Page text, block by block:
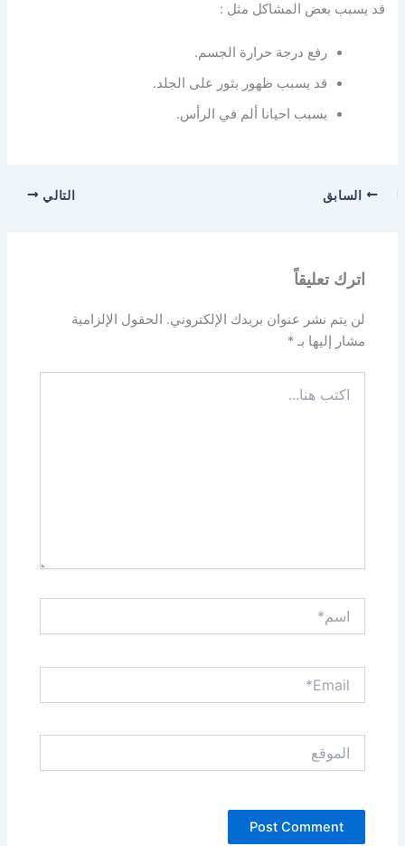
قد يسبب بعض المشاكل مثل :
رفع درجة حرارة الجسم.
قد يسبب ظهور بثور على الجلد.
يسبب احيانا ألم في الرأس.
السابق التالي
اترك تعليقاً
لن يتم نشر عنوان بريدك الإلكتروني. الحقول الإلزامية
مشار إليها بـ*
هنا...